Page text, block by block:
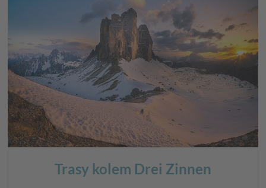
Trasy kolem Drei Zinnen